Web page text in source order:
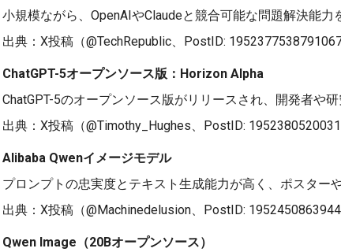
小規模ながら、OpenAIやClaudeと競合可能な問題解決能力
出典：X投稿（@TechRepublic、PostID:
ChatGPT-5オープンソース版：Horizon Alpha
ChatGPT-5のオープンソース版がリリースされ、開発者や
出典：X投稿（@Timothy_Hughes、PostID:
Alibaba Qwenイメージモデル
プロンプトの忠実度とテキスト生成能力が高く、ポスター
出典：X投稿（@Machinedelusion、PostID:
Qwen Image（20Bオープンソース）